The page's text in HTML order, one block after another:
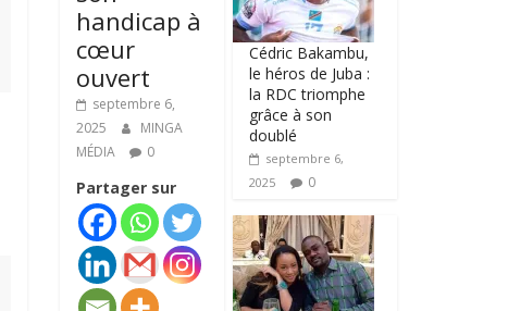
handicap à
cœur
ouvert
septembre 6,
2025
MINGA
MÉDIA
0
Partager sur
Cédric Bakambu,
le héros de Juba :
la RDC triomphe
grâce à son
doublé
septembre 6,
2025
0